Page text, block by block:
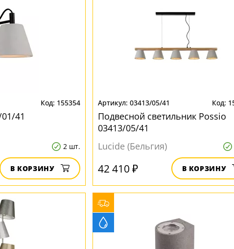
155354
41
2 шт.
В КОРЗИНУ
03413/05/41
Подвесной светильник Possio
03413/05/41
Lucide (Бельгия)
42 410 ₽ В КОРЗИНУ